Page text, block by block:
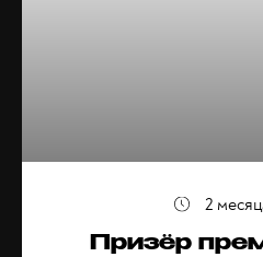
Призёр
2